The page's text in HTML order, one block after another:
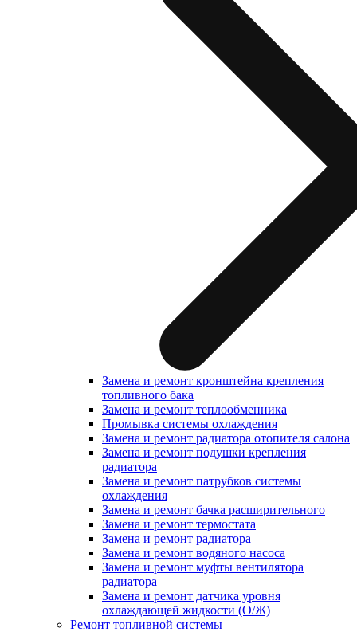
Замена и ремонт кронштейна крепления
топливного бака
Замена и ремонт теплообменника
Промывка системы охлаждения
Замена и ремонт радиатора отопителя салона
Замена и ремонт подушки крепления
радиатора
Замена и ремонт патрубков системы
охлаждения
Замена и ремонт бачка расширительного
Замена и ремонт термостата
Замена и ремонт радиатора
Замена и ремонт водяного насоса
Замена и ремонт муфты вентилятора
радиатора
Замена и ремонт датчика уровня
охлаждающей жидкости (О/Ж)
Ремонт топливной системы